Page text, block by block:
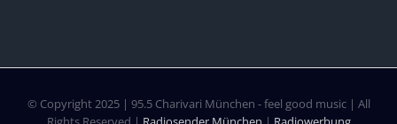
© Copyright 2025 | 95.5 Charivari München - feel good music | All